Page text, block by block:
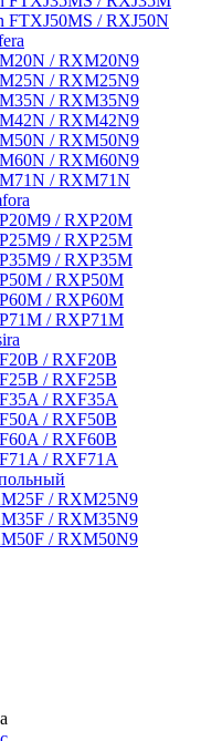
FTXJ50MS / RXJ50N
/ RXM20N9
/ RXM25N9
/ RXM35N9
/ RXM42N9
/ RXM50N9
/ RXM60N9
/ RXM71N
/ RXP20M
/ RXP25M
/ RXP35M
/ RXP50M
/ RXP60M
/ RXP71M
/ RXF20B
/ RXF25B
/ RXF35A
/ RXF50B
/ RXF60B
/ RXF71A
/ RXM25N9
/ RXM35N9
/ RXM50N9